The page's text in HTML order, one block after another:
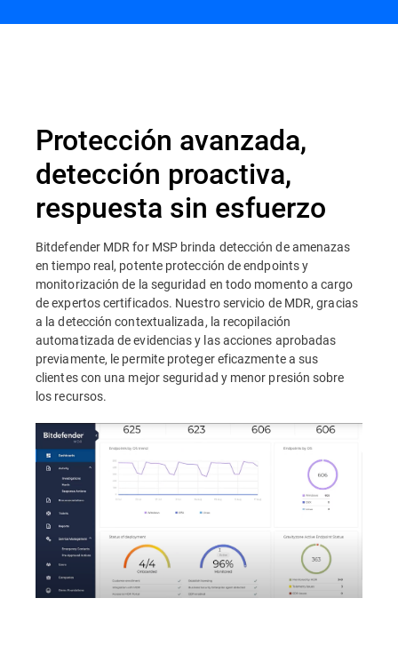
Protección avanzada,
detección proactiva,
respuesta sin esfuerzo
Bitdefender MDR for MSP brinda detección de amenazas
en tiempo real, potente protección de endpoints y
monitorización de la seguridad en todo momento a cargo
de expertos certificados. Nuestro servicio de MDR, gracias
a la detección contextualizada, la recopilación
automatizada de evidencias y las acciones aprobadas
previamente, le permite proteger eficazmente a sus
clientes con una mejor seguridad y menor presión sobre
los recursos.